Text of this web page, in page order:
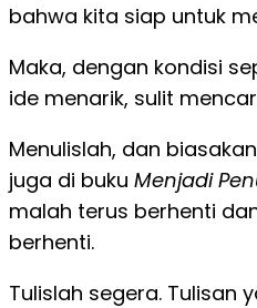
bahwa kita siap untuk
Maka, dengan kondisi
ide menarik, sulit
Menulislah, dan
juga di buku Menjadi
malah terus berhenti
berhenti.
Tulislah segera. Tulisan